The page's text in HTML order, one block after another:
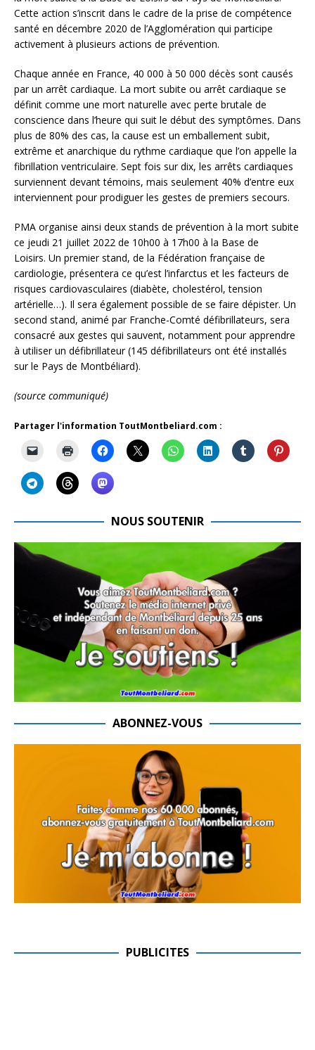
Cette action s’inscrit dans le cadre de la prise de compétence
santé en décembre 2020 de l’Agglomération qui participe
activement à plusieurs actions de prévention.
Chaque année en France, 40 000 à 50 000 décès sont causés
par un arrêt cardiaque. La mort subite ou arrêt cardiaque se
définit comme une mort naturelle avec perte brutale de
conscience dans l’heure qui suit le début des symptômes. Dans
plus de 80% des cas, la cause est un emballement subit,
extrême et anarchique du rythme cardiaque que l’on appelle la
fibrillation ventriculaire. Sept fois sur dix, les arrêts cardiaques
surviennent devant témoins, mais seulement 40% d’entre eux
interviennent pour prodiguer les gestes de premiers secours.
PMA organise ainsi deux stands de prévention à la mort subite
ce jeudi 21 juillet 2022 de 10h00 à 17h00 à la Base de
Loisirs. Un premier stand, de la Fédération française de
cardiologie, présentera ce qu’est l’infarctus et les facteurs de
risques cardiovasculaires (diabète, cholestérol, tension
artérielle…). Il sera également possible de se faire dépister. Un
second stand, animé par Franche-Comté défibrillateurs, sera
consacré aux gestes qui sauvent, notamment pour apprendre
à utiliser un défibrillateur (145 défibrillateurs ont été installés
sur le Pays de Montbéliard).
(source communiqué)
Partager l'information ToutMontbeliard.com :
NOUS SOUTENIR
ABONNEZ-VOUS
PUBLICITES